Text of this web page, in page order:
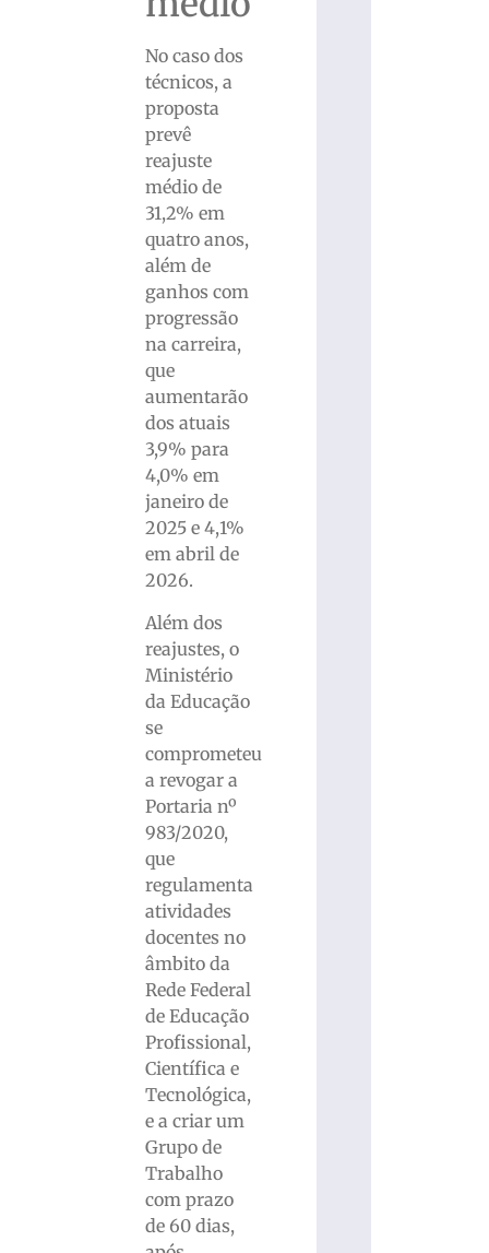
No caso dos
técnicos, a
proposta
prevê
reajuste
médio de
31,2% em
quatro anos,
além de
ganhos com
progressão
na carreira,
que
aumentarão
dos atuais
3,9% para
4,0% em
janeiro de
2025 e 4,1%
em abril de
2026.
Além dos
reajustes, o
Ministério
da Educação
se
comprometeu
a revogar a
Portaria nº
983/2020,
que
regulamenta
atividades
docentes no
âmbito da
Rede Federal
de Educação
Profissional,
Científica e
Tecnológica,
e a criar um
Grupo de
Trabalho
com prazo
de 60 dias,